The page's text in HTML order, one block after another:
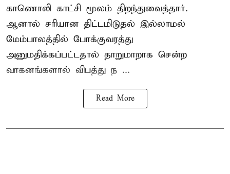
காணொலி காட்சி மூலம் திறந்துவைத்தார்.
ஆனால் சரியான திட்டமிடுதல் இல்லாமல்
மேம்பாலத்தில் போக்குவரத்து
அனுமதிக்கப்பட்டதால் தாறுமாறாக சென்ற
வாகனங்களால் விபத்து ந ...
Read More